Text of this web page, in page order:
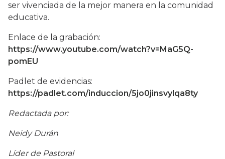
ser vivenciada de la mejor manera en la comunidad
educativa.
Enlace de la grabación:
https://www.youtube.com/watch?v=MaG5Q-
pomEU
Padlet de evidencias:
https://padlet.com/induccion/5jo0jinsvylqa8ty
Redactada por:
Neidy Durán
Líder de Pastoral